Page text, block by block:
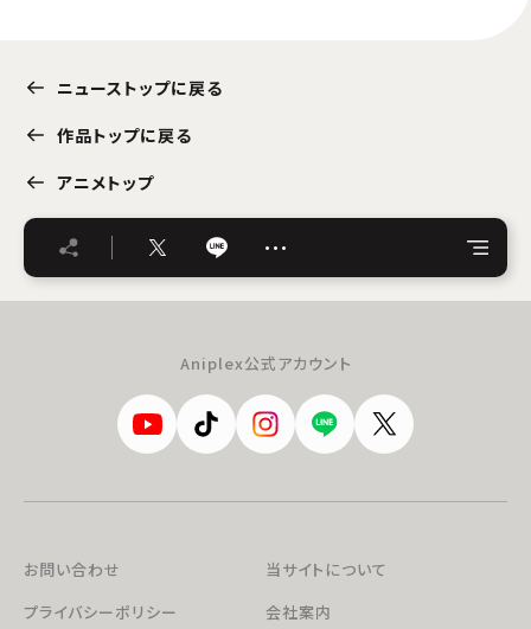
ニューストップに戻る
作品トップに戻る
アニメトップ
…
Aniplex公式アカウント
お問い合わせ
当サイトについて
プライバシーポリシー
会社案内